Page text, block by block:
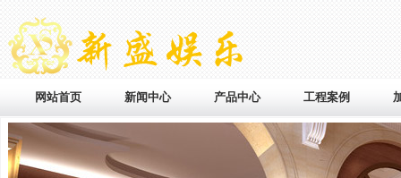
网站首页 新闻中心 产品中心 工程案例